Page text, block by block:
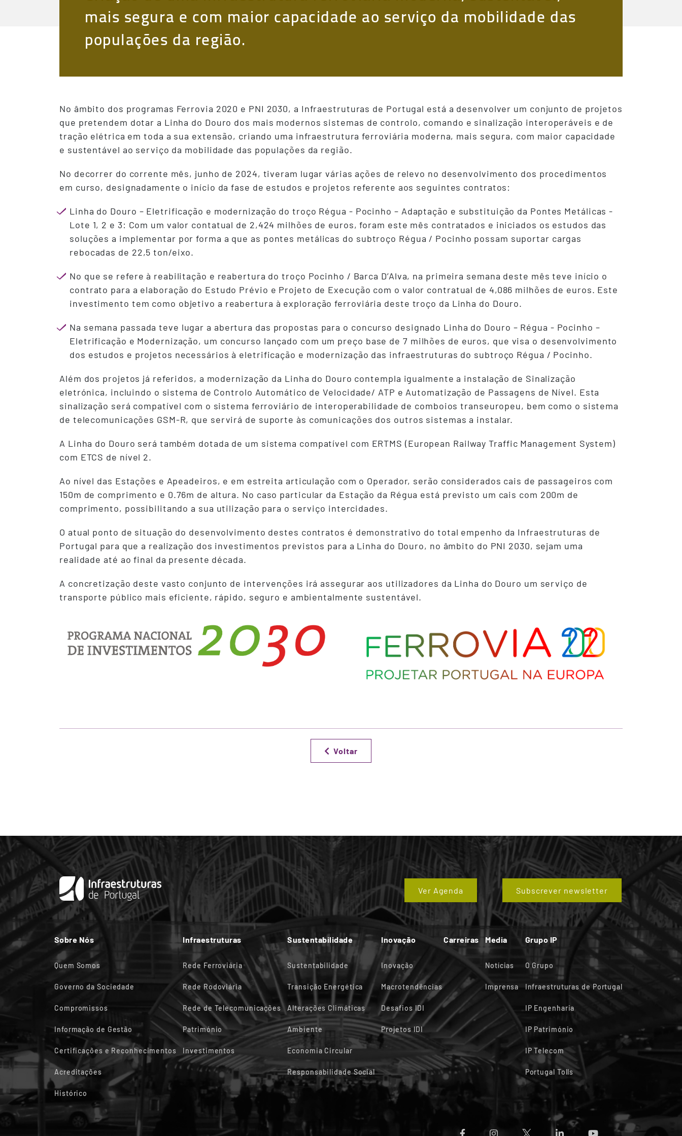
mais segura e com maior capacidade ao serviço da mobilidade das
populações da região.
No âmbito dos programas Ferrovia 2020 e PNI 2030, a Infraestruturas de Portugal está a desenvolver um conjunto de projetos
que pretendem dotar a Linha do Douro dos mais modernos sistemas de controlo, comando e sinalização interoperáveis e de
tração elétrica em toda a sua extensão, criando uma infraestrutura ferroviária moderna, mais segura, com maior capacidade
e sustentável ao serviço da mobilidade das populações da região.
No decorrer do corrente mês, junho de 2024, tiveram lugar várias ações de relevo no desenvolvimento dos procedimentos
em curso, designadamente o início da fase de estudos e projetos referente aos seguintes contratos:
Linha do Douro – Eletrificação e modernização do troço Régua - Pocinho – Adaptação e substituição da Pontes Metálicas -
Lote 1, 2 e 3: Com um valor contatual de 2,424 milhões de euros, foram este mês contratados e iniciados os estudos das
soluções a implementar por forma a que as pontes metálicas do subtroço Régua / Pocinho possam suportar cargas
rebocadas de 22,5 ton/eixo.
No que se refere à reabilitação e reabertura do troço Pocinho / Barca D’Alva, na primeira semana deste mês teve início o
contrato para a elaboração do Estudo Prévio e Projeto de Execução com o valor contratual de 4,086 milhões de euros. Este
investimento tem como objetivo a reabertura à exploração ferroviária deste troço da Linha do Douro.
Na semana passada teve lugar a abertura das propostas para o concurso designado Linha do Douro – Régua - Pocinho –
Eletrificação e Modernização, um concurso lançado com um preço base de 7 milhões de euros, que visa o desenvolvimento
dos estudos e projetos necessários à eletrificação e modernização das infraestruturas do subtroço Régua / Pocinho.
Além dos projetos já referidos, a modernização da Linha do Douro contempla igualmente a instalação de Sinalização
eletrónica, incluindo o sistema de Controlo Automático de Velocidade/ ATP e Automatização de Passagens de Nível. Esta
sinalização será compatível com o sistema ferroviário de interoperabilidade de comboios transeuropeu, bem como o sistema
de telecomunicações GSM-R, que servirá de suporte às comunicações dos outros sistemas a instalar.
A Linha do Douro será também dotada de um sistema compatível com ERTMS (European Railway Traffic Management System)
com ETCS de nível 2.
Ao nível das Estações e Apeadeiros, e em estreita articulação com o Operador, serão considerados cais de passageiros com
150m de comprimento e 0.76m de altura. No caso particular da Estação da Régua está previsto um cais com 200m de
comprimento, possibilitando a sua utilização para o serviço intercidades.
O atual ponto de situação do desenvolvimento destes contratos é demonstrativo do total empenho da Infraestruturas de
Portugal para que a realização dos investimentos previstos para a Linha do Douro, no âmbito do PNI 2030, sejam uma
realidade até ao final da presente década.
A concretização deste vasto conjunto de intervenções irá assegurar aos utilizadores da Linha do Douro um serviço de
transporte público mais eficiente, rápido, seguro e ambientalmente sustentável.
Voltar
Ver Agenda Subscrever newsletter
Sobre Nós
Quem Somos
Governo da Sociedade
Compromissos
Informação de Gestão
Certificações e Reconhecimentos
Acreditações
Histórico
Infraestruturas
Rede Ferroviária
Rede Rodoviária
Rede de Telecomunicações
Património
Investimentos
Sustentabilidade
Sustentabilidade
Transição Energética
Alterações Climáticas
Ambiente
Economia Circular
Responsabilidade Social
Inovação
Inovação
Macrotendências
Desafios IDI
Projetos IDI
Carreiras Media
Notícias
Imprensa
Grupo IP
O Grupo
Infraestruturas de Portugal
IP Engenharia
IP Património
IP Telecom
Portugal Tolls